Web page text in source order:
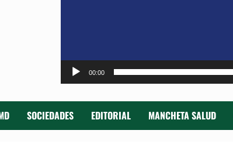
00:00
SOCIEDADES EDITORIAL MANCHETA SALUD